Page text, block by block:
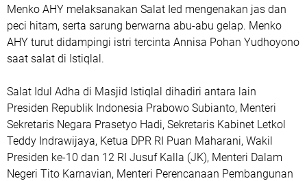
Menko AHY melaksanakan Salat Ied mengenakan jas dan
peci hitam, serta sarung berwarna abu-abu gelap. Menko
AHY turut didampingi istri tercinta Annisa Pohan Yudhoyono
saat salat di Istiqlal.
Salat Idul Adha di Masjid Istiqlal dihadiri antara lain
Presiden Republik Indonesia Prabowo Subianto, Menteri
Sekretaris Negara Prasetyo Hadi, Sekretaris Kabinet Letkol
Teddy Indrawijaya, Ketua DPR RI Puan Maharani, Wakil
Presiden ke-10 dan 12 RI Jusuf Kalla (JK), Menteri Dalam
Negeri Tito Karnavian, Menteri Perencanaan Pembangunan